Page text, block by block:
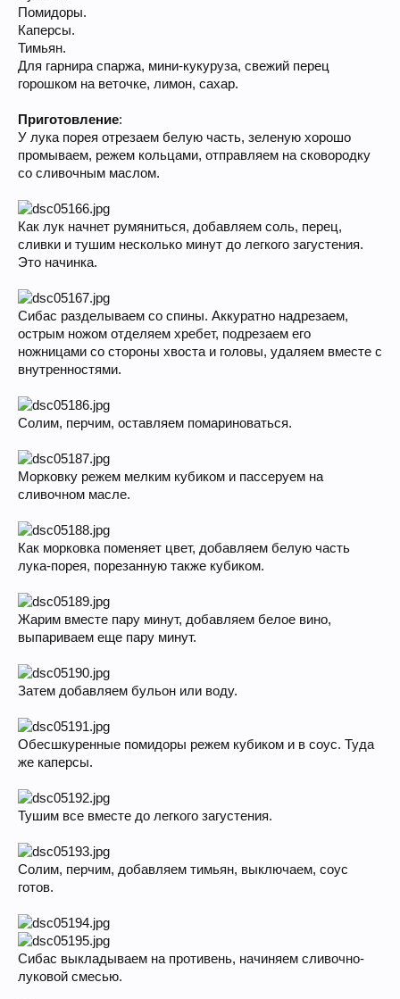
Помидоры.
Каперсы.
Тимьян.
Для гарнира спаржа, мини-кукуруза, свежий перец
горошком на веточке, лимон, сахар.
Приготовление:
У лука порея отрезаем белую часть, зеленую хорошо
промываем, режем кольцами, отправляем на сковородку
со сливочным маслом.
Как лук начнет румяниться, добавляем соль, перец,
сливки и тушим несколько минут до легкого загустения.
Это начинка.
Сибас разделываем со спины. Аккуратно надрезаем,
острым ножом отделяем хребет, подрезаем его
ножницами со стороны хвоста и головы, удаляем вместе с
внутренностями.
Солим, перчим, оставляем помариноваться.
Морковку режем мелким кубиком и пассеруем на
сливочном масле.
Как морковка поменяет цвет, добавляем белую часть
лука-порея, порезанную также кубиком.
Жарим вместе пару минут, добавляем белое вино,
выпариваем еще пару минут.
Затем добавляем бульон или воду.
Обесшкуренные помидоры режем кубиком и в соус. Туда
же каперсы.
Тушим все вместе до легкого загустения.
Солим, перчим, добавляем тимьян, выключаем, соус
готов.
Сибас выкладываем на противень, начиняем сливочно-
луковой смесью.